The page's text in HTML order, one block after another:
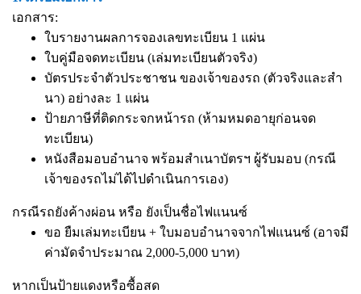
เอกสาร:
ใบรายงานผลการจองเลขทะเบียน 1 แผ่น
ใบคู่มือจดทะเบียน (เล่มทะเบียนตัวจริง)
บัตรประจำตัวประชาชน ของเจ้าของรถ (ตัวจริงและสำ
นา) อย่างละ 1 แผ่น
ป้ายภาษีที่ติดกระจกหน้ารถ (ห้ามหมดอายุก่อนจด
ทะเบียน)
หนังสือมอบอำนาจ พร้อมสำเนาบัตรฯ ผู้รับมอบ (กรณี
เจ้าของรถไม่ได้ไปดำเนินการเอง)
กรณีรถยังค้างผ่อน หรือ ยังเป็นชื่อไฟแนนซ์
ขอ ยืมเล่มทะเบียน + ใบมอบอำนาจจากไฟแนนซ์ (อาจมี
ค่ามัดจำประมาณ 2,000-5,000 บาท)
หากเป็นป้ายแดงหรือซื้อสด